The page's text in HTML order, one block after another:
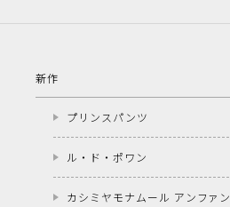
新作
プリンスパンツ
ル・ド・ポワン
カシミヤモナムール アンファン